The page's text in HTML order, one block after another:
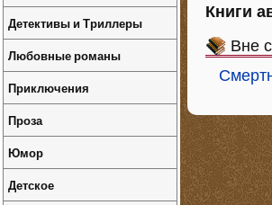
Книги
Вне
Детективы и Триллеры
Любовные романы
Приключения
Проза
Юмор
Детское